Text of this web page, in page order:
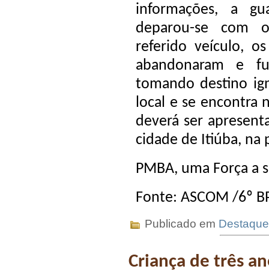
informações, a
deparou-se com
referido veículo,
abandonaram e
tomando destino
local e se encontra
deverá ser
cidade de Itiúba, na
PMBA, uma Força a
Fonte: ASCOM /6º
Publicado em
Criança de três